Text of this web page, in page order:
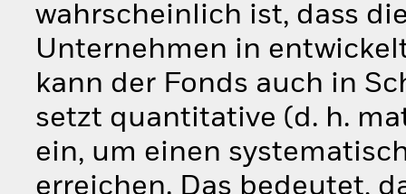
wahrscheinlich ist, dass
Unternehmen in
kann der Fonds auch in
setzt quantitative (d. h.
ein, um einen
erreichen. Das bedeutet,